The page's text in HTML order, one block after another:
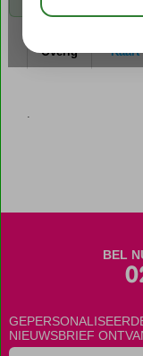
Overig Kaart
.
BEL
NIEUWSBRIEF